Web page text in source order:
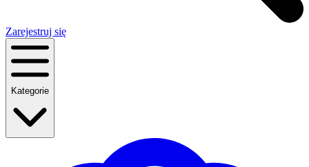
Zarejestruj się
Kategorie